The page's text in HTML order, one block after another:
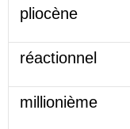
pliocène
réactionnel
millionième